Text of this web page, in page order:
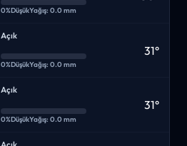
0%DüşükYağış: 0.0 mm
Açık
0%DüşükYağış: 0.0 mm
31°
Açık
0%DüşükYağış: 0.0 mm
31°